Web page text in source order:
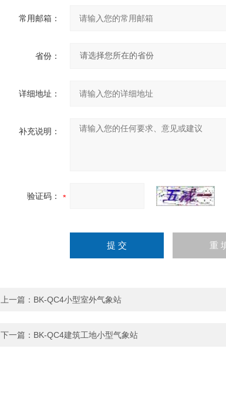
常用邮箱：
省份：
详细地址：
补充说明：
验证码：
上一篇： BK-QC4小型室外气象站
下一篇： BK-QC4建筑工地小型气象站